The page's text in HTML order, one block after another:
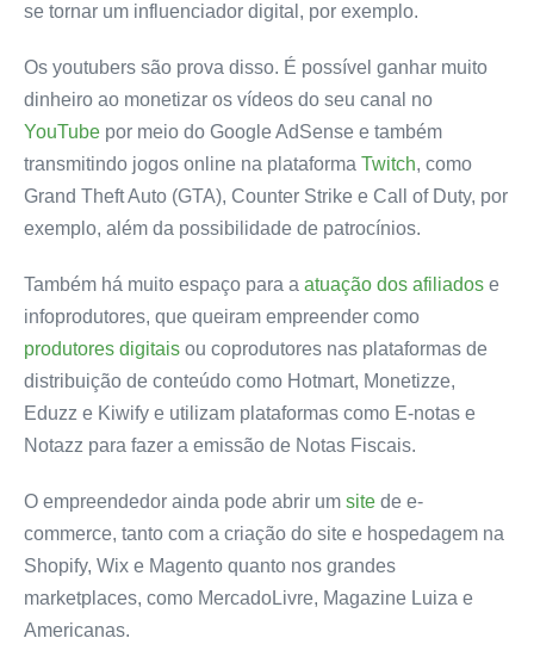
se tornar um influenciador digital, por exemplo.
Os youtubers são prova disso. É possível ganhar muito
dinheiro ao monetizar os vídeos do seu canal no
YouTube por meio do Google AdSense e também
transmitindo jogos online na plataforma Twitch, como
Grand Theft Auto (GTA), Counter Strike e Call of Duty, por
exemplo, além da possibilidade de patrocínios.
Também há muito espaço para a atuação dos afiliados e
infoprodutores, que queiram empreender como
produtores digitais ou coprodutores nas plataformas de
distribuição de conteúdo como Hotmart, Monetizze,
Eduzz e Kiwify e utilizam plataformas como E-notas e
Notazz para fazer a emissão de Notas Fiscais.
O empreendedor ainda pode abrir um site de e-
commerce, tanto com a criação do site e hospedagem na
Shopify, Wix e Magento quanto nos grandes
marketplaces, como MercadoLivre, Magazine Luiza e
Americanas.